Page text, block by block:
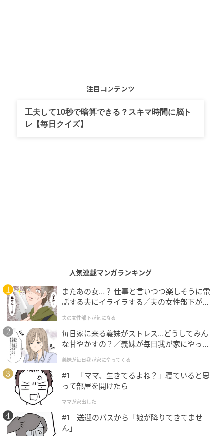
注目コンテンツ
工夫して10秒で暗算できる？スキマ時間に脳ト
レ【毎日クイズ】
人気連載マンガランキング
またあの女…？ 仕事と言いつつ楽しそうに電
話する夫にイライラする／夫の女性部下が気
夫の女性部下が気になる
毎日家に来る義妹がストレス…どうしてみん
な甘やかすの？／義妹が毎日我が家にやって
が】
義妹が毎日我が家にやってくる
#1 「ママ、生きてるよね？」寝ていると思
って部屋を開けたら
ママが家出した
#1 送迎のバスから「娘が降りてきてませ
ん」